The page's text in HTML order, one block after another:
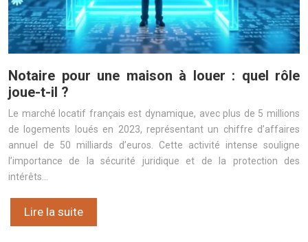
Notaire pour une maison à louer : quel rôle
joue-t-il ?
Le marché locatif français est dynamique, avec plus de 5 millions
de logements loués en 2023, représentant un chiffre d’affaires
annuel de 50 milliards d’euros. Cette activité intense souligne
l’importance de la sécurité juridique et de la protection des
intérêts…
Lire la suite